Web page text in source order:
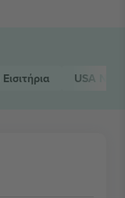
Εισιτήρια USA